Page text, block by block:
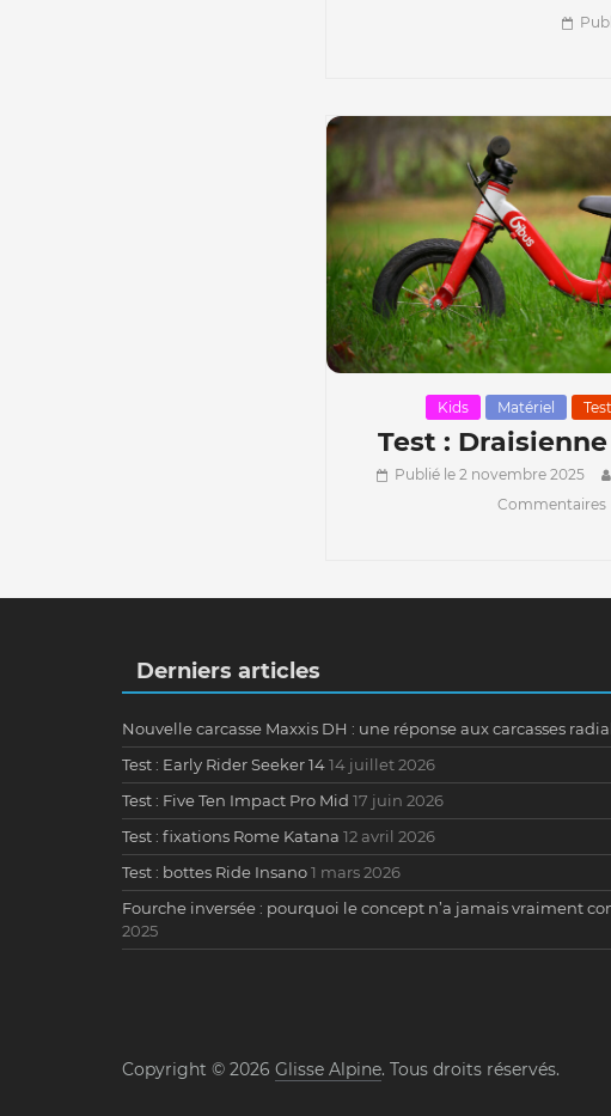
Kids Matériel
Test : Draisienne
Publié le 2 novembre 2025
Commentaires
Derniers articles
Nouvelle carcasse Maxxis DH : une réponse aux carcasses
Test : Early Rider Seeker 1414 juillet 2026
Test : Five Ten Impact Pro Mid 17 juin 2026
Test : fixations Rome Katana 12 avril 2026
Test : bottes Ride Insano1 mars 2026
Fourche inversée : pourquoi le concept n’a jamais vraiment
2025
Copyright © 2026 Glisse Alpine. Tous droits réservés.